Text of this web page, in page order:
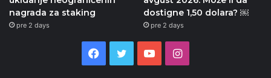
nagrada za staking
pre 2 days
dostigne 1,50 dolara? ￼
pre 2 days
Facebook
Twitter YouTubeInstagram